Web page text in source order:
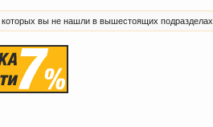
вы не нашли в вышестоящих подразделах